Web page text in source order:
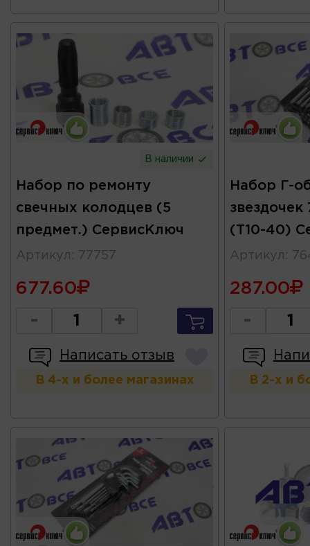
В наличии
Набор по ремонту
свечных колодцев (5
предмет.) СервисКлюч
Артикул : 77757
677.60
- +
Написать отзыв
В 4-х и более магазинах
Набор Г-
звездочек
(Т10-40)
Артикул :
287.00
-
В 2-х и